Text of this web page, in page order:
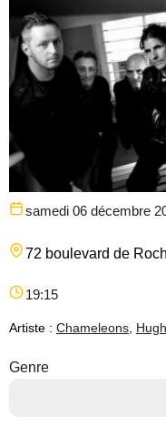
samedi 06 décembre
72 boulevard de
19:15
Artiste : Chameleons
Genre